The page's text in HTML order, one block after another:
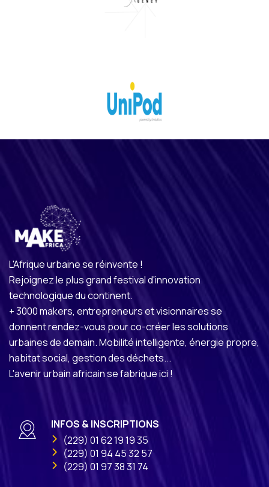
L'Afrique urbaine se réinvente !
Rejoignez le plus grand festival d'innovation
technologique du continent.
+ 3000 makers, entrepreneurs et visionnaires se
donnent rendez-vous pour co-créer les solutions
urbaines de demain. Mobilité intelligente, énergie propre,
habitat social, gestion des déchets...
L'avenir urbain africain se fabrique ici !
INFOS & INSCRIPTIONS
(229) 01 62 19 19 35
(229) 01 94 45 32 57
(229) 01 97 38 31 74